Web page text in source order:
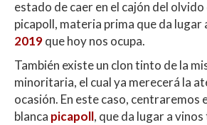
s
A
p
p
b
o
o
k
er p
ar
ti
r
estado de caer en el cajón del olvido
picapoll, materia prima que da lugar
2019que hoy nos ocupa.
También existe un clon tinto de la
minoritaria, el cual ya merecerá la
ocasión. En este caso, centraremos
blanca picapoll, que da lugar a